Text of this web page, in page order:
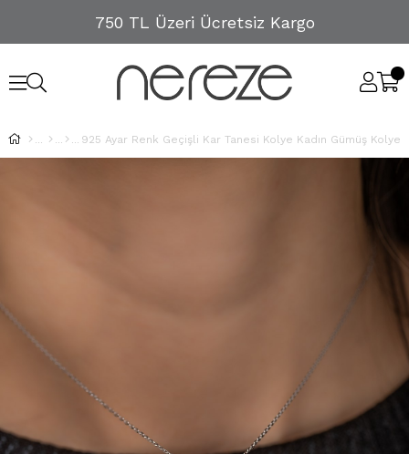
750 TL Üzeri Ücretsiz Kargo
925 Ayar Renk Geçişli Kar Tanesi Kolye Kadın Gümüş Kolye